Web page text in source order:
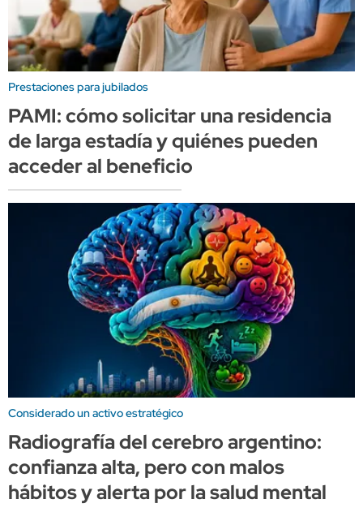
Prestaciones para jubilados
PAMI: cómo solicitar una residencia
de larga estadía y quiénes pueden
acceder al beneficio
Considerado un activo estratégico
Radiografía del cerebro argentino:
confianza alta, pero con malos
hábitos y alerta por la salud mental